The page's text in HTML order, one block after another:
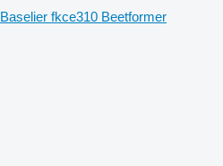
Baselier fkce310 Beetformer